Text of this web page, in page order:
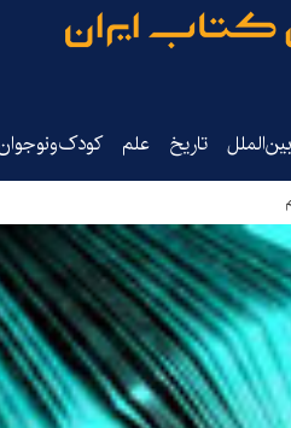
بین‌الملل تاریخ‌ علم